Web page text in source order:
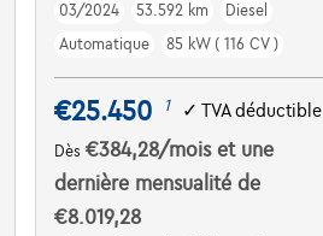
03/2024
53.592 km
Diesel
Automatique
85 kW ( 116 CV )
€25.450 1 ✓TVA déductible
Dès€384,28/moiset une
dernière mensualité de
€8.019,28